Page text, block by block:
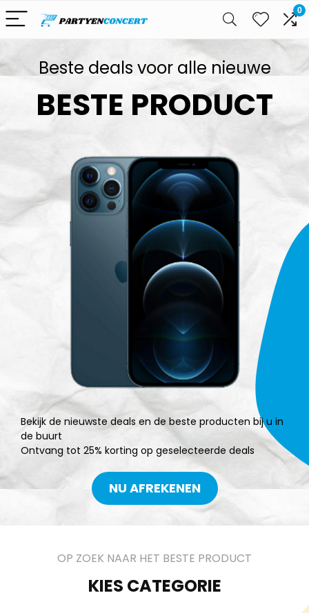
0
Beste deals voor alle nieuwe
BESTE PRODUCT
Bekijk de nieuwste deals en de beste producten bij u in
de buurt
Ontvang tot 25% korting op geselecteerde deals
NU AFREKENEN
OP ZOEK NAAR HET BESTE PRODUCT
KIES CATEGORIE